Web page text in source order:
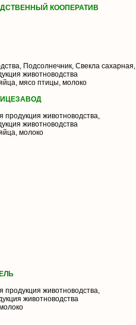
КООПЕРАТИВ
Подсолнечник, Свекла сахарная,
животноводства
мясо птицы, молоко
продукция животноводства,
животноводства
молоко
продукция животноводства,
животноводства